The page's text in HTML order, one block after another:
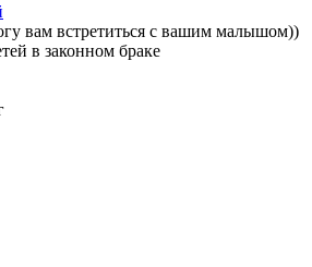
вам встретиться с вашим малышом))
в законном браке